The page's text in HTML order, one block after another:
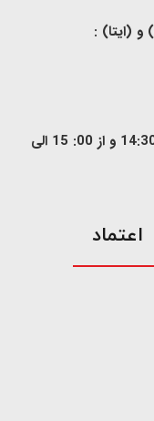
(ایتا) :
ساعت کاری : شنبه تا چهارشنبه 9:30 الی 14:30 و از 00: 15 الی
اعتماد